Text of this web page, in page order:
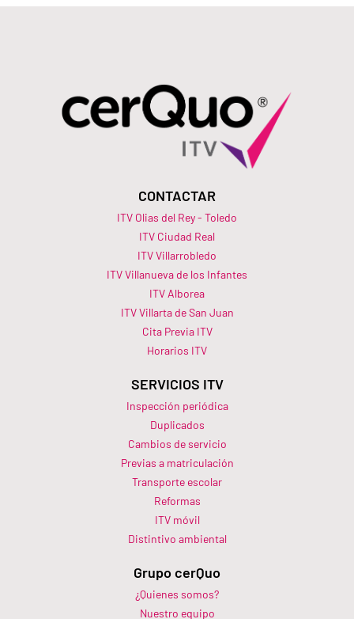
CONTACTAR
ITV Olias del Rey - Toledo
ITV Ciudad Real
ITV Villarrobledo
ITV Villanueva de los Infantes
ITV Alborea
ITV Villarta de San Juan
Cita Previa ITV
Horarios ITV​
SERVICIOS ITV
Inspección periódica
Duplicados
Cambios de servicio
Previas a matriculación
Transporte escolar
Reformas
ITV móvil
Distintivo ambiental
Grupo cerQuo
¿Quienes somos?
Nuestro equipo